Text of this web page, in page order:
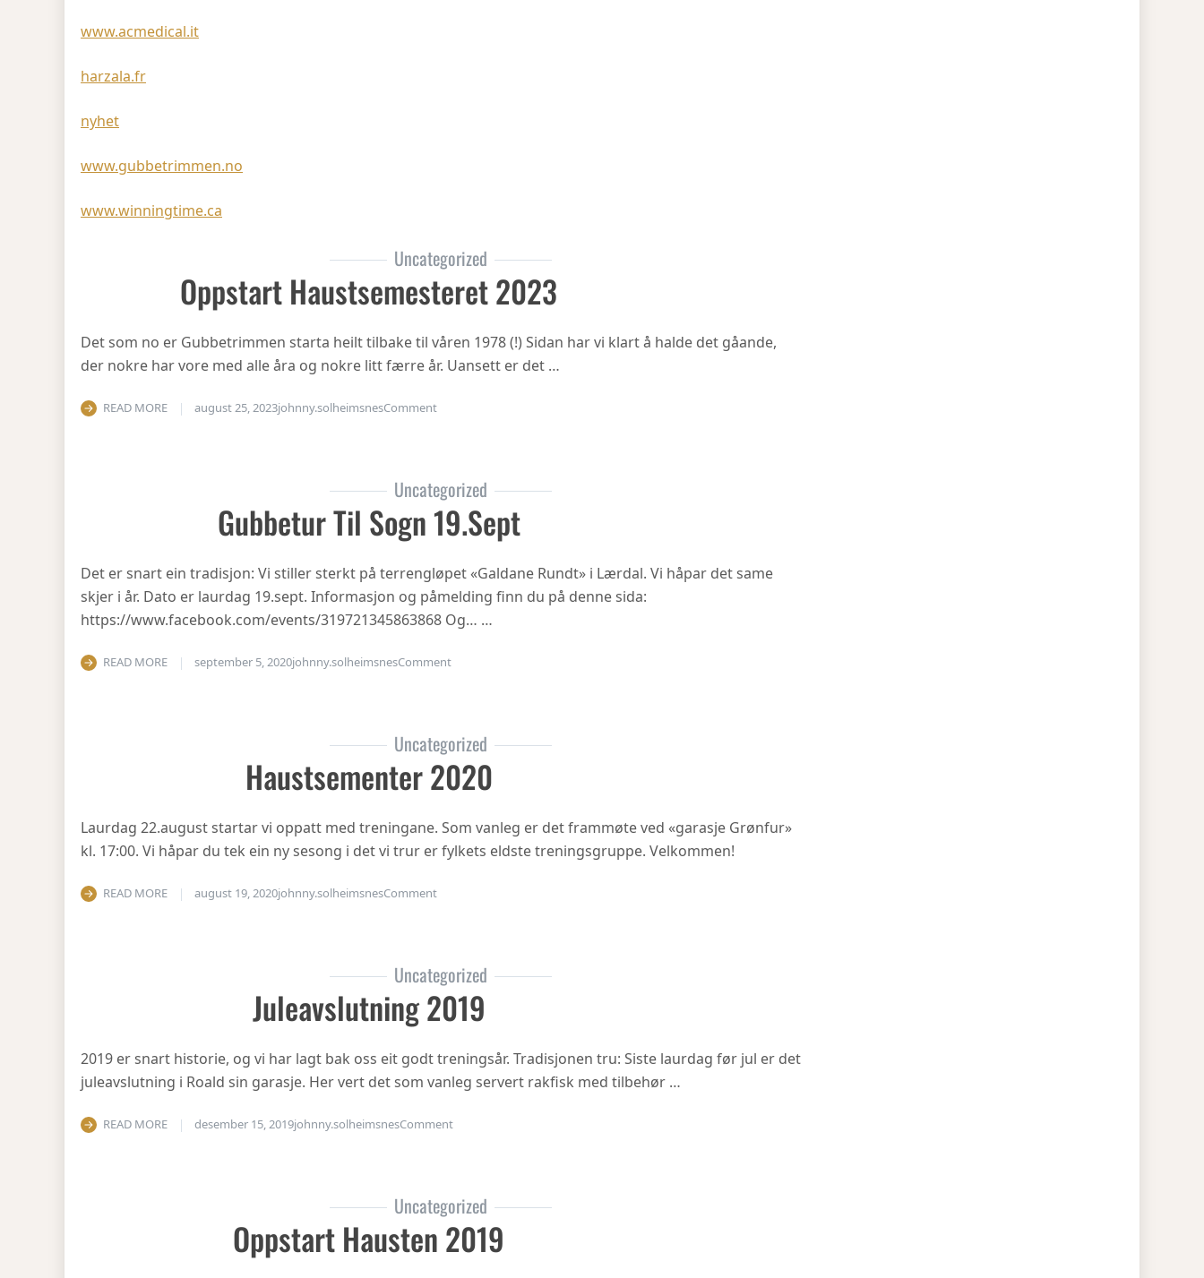
www.acmedical.it
harzala.fr
nyhet
www.gubbetrimmen.no
www.winningtime.ca
Uncategorized
Oppstart Haustsemesteret 2023
Det som no er Gubbetrimmen starta heilt tilbake til våren 1978 (!) Sidan har vi klart å halde det gåande,
der nokre har vore med alle åra og nokre litt færre år. Uansett er det …
READ MORE august 25, 2023johnny.solheimsnesCommenton Oppstart haustsemesteret 2023
Uncategorized
Gubbetur Til Sogn 19.sept
Det er snart ein tradisjon: Vi stiller sterkt på terrengløpet «Galdane Rundt» i Lærdal. Vi håpar det same
skjer i år. Dato er laurdag 19.sept. Informasjon og påmelding finn du på denne sida:
https://www.facebook.com/events/319721345863868 Og… …
READ MORE september 5, 2020johnny.solheimsnesCommenton Gubbetur til Sogn 19.sept
Uncategorized
Haustsementer 2020
Laurdag 22.august startar vi oppatt med treningane. Som vanleg er det frammøte ved «garasje Grønfur»
kl. 17:00. Vi håpar du tek ein ny sesong i det vi trur er fylkets eldste treningsgruppe. Velkommen!
READ MORE august 19, 2020johnny.solheimsnesCommenton Haustsementer 2020
Uncategorized
Juleavslutning 2019
2019 er snart historie, og vi har lagt bak oss eit godt treningsår. Tradisjonen tru: Siste laurdag før jul er det
juleavslutning i Roald sin garasje. Her vert det som vanleg servert rakfisk med tilbehør …
READ MORE desember 15, 2019johnny.solheimsnesCommenton Juleavslutning 2019
Uncategorized
Oppstart Hausten 2019